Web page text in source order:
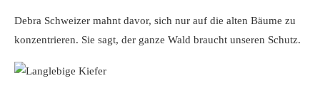
Debra Schweizer mahnt davor, sich nur auf die alten Bäume zu
konzentrieren. Sie sagt, der ganze Wald braucht unseren Schutz.